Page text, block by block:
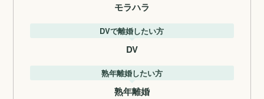
モラハラ
DVで離婚したい方
DV
熟年離婚したい方
熟年離婚